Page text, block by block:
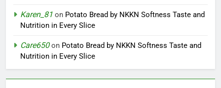
Karen_81 on Potato Bread by NKKN Softness Taste and
Nutrition in Every Slice
Care650on Potato Bread by NKKN Softness Taste and
Nutrition in Every Slice